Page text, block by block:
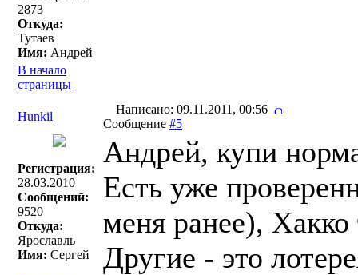
2873
Откуда:
Тутаев
Имя: Андрей
В начало
страницы
Hunkil
Написано: 09.11.2011, 00:56
Сообщение #5
Регистрация:
28.03.2010
Сообщений:
9520
Откуда:
Ярославль
Имя: Сергей
Андрей, купи
Есть уже
меня ранее),
Другие - это